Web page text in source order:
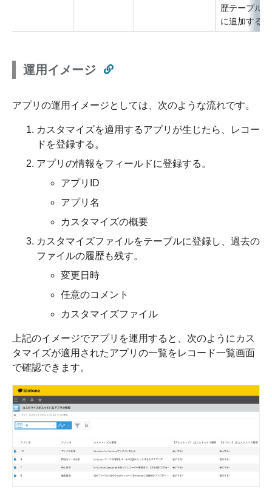
歴テーブル
に追加する
運用イメージ
アプリの運用イメージとしては、次のような流れです。
カスタマイズを適用するアプリが生じたら、レコー
ドを登録する。
アプリの情報をフィールドに登録する。
アプリID
アプリ名
カスタマイズの概要
カスタマイズファイルをテーブルに登録し、過去の
ファイルの履歴も残す。
変更日時
任意のコメント
カスタマイズファイル
上記のイメージでアプリを運用すると、次のようにカス
タマイズが適用されたアプリの一覧をレコード一覧画面
で確認できます。